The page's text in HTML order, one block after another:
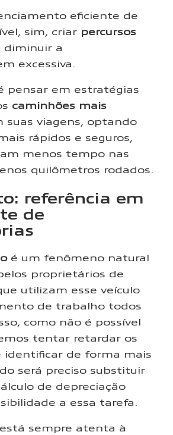
eficiente de
sim, criar percursos
diminuir a
excessiva.
pensar em estratégias
caminhões mais
suas viagens, optando
rápidos e seguros,
menos tempo nas
quilômetros rodados.
referência em
de
é um fenômeno natural
proprietários de
utilizam esse veículo
de trabalho todos
como não é possível
tentar retardar os
identificar de forma mais
será preciso substituir
de depreciação
a essa tarefa.
sempre atenta à